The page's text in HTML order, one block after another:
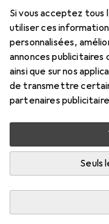
Si vous acceptez tous
utiliser ces
personnalisées,
annonces publicitaires
ainsi que sur nos
de transmettre
partenaires
Seuls
Accessoires
Litière pour
Ici, vous trouverez
produit Cat's Best
Liste des produits
REMISE QUANTITATIVE